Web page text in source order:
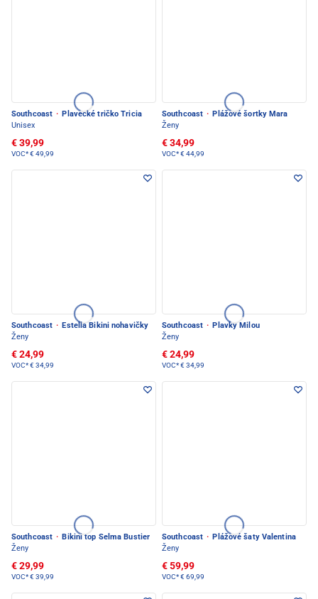
Southcoast · Plavecké tričko Tricia
Unisex
€ 39,99
VOC*€ 49,99
Southcoast · Plážové šortky Mara
Ženy
€ 34,99
VOC*€ 44,99
Southcoast · Estella Bikini nohavičky
Ženy
€ 24,99
VOC*€ 34,99
Southcoast · Plavky Milou
Ženy
€ 24,99
VOC*€ 34,99
Southcoast · Bikini top Selma Bustier
Ženy
€ 29,99
VOC*€ 39,99
Southcoast · Plážové šaty Valentina
Ženy
€ 59,99
VOC*€ 69,99